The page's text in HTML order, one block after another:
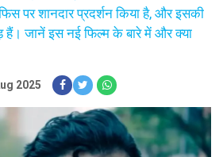
पर शानदार प्रदर्शन किया है, और इसकी
हैं। जानें इस नई फिल्म के बारे में और क्या
2025